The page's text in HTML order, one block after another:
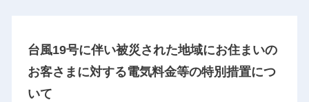
台風19号に伴い被災された地域にお住まいの
お客さまに対する電気料金等の特別措置につ
いて